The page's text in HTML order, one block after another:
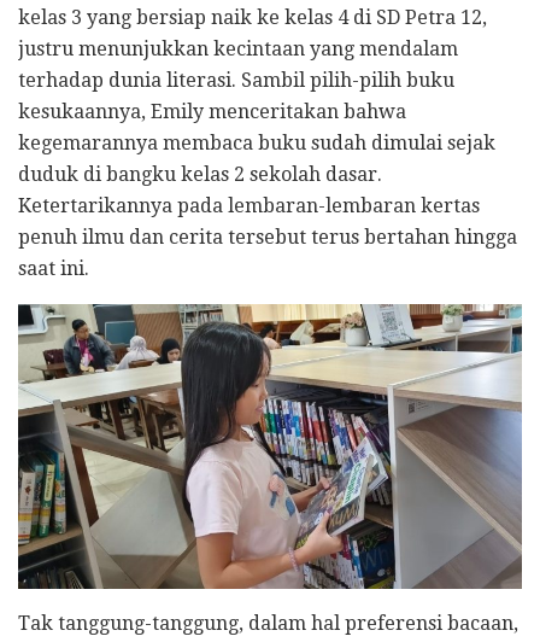
kelas 3 yang bersiap naik ke kelas 4 di SD Petra 12,
justru menunjukkan kecintaan yang mendalam
terhadap dunia literasi. Sambil pilih-pilih buku
kesukaannya, Emily menceritakan bahwa
kegemarannya membaca buku sudah dimulai sejak
duduk di bangku kelas 2 sekolah dasar.
Ketertarikannya pada lembaran-lembaran kertas
penuh ilmu dan cerita tersebut terus bertahan hingga
saat ini.
Tak tanggung-tanggung, dalam hal preferensi bacaan,